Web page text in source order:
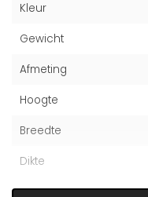
Kleur
Gewicht
Afmeting
Hoogte
Breedte
Dikte